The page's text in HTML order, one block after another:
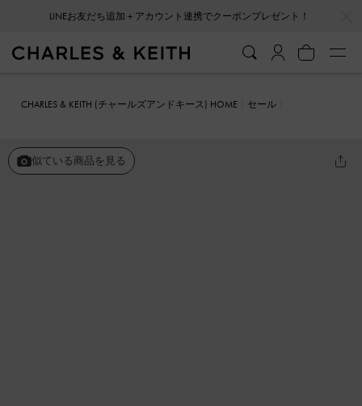
LINEお友だち追加＋アカウント連携でクーポンプレゼント！
CHARLES & KEITH (チャールズアンドキース) HOME
セール
似ている商品を見る